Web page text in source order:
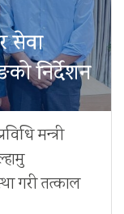
सेवा
निर्देशन
मन्त्री
गरी तत्काल